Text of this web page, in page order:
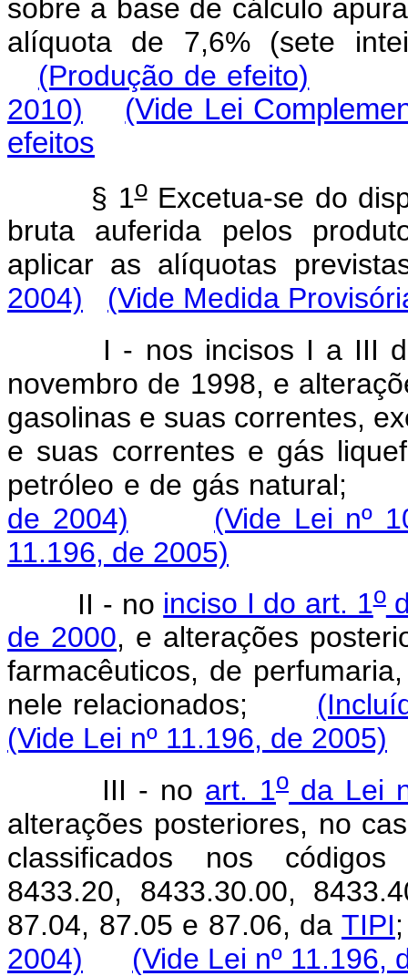
sobre a base de cálculo
alíquota de 7,6% (sete
(Produção de efeito)
2010)
(Vide Lei
efeitos
§ 1oExcetua-se do
bruta auferida pelos
aplicar as alíquotas
2004)
(Vide Medida
I - nos incisos I a III
novembro de 1998, e
gasolinas e suas correntes,
e suas correntes e gás
petróleo e de gás
de 2004)
(Vide Lei nº
11.196, de 2005)
II - no inciso I do art. 1o
de 2000, e alterações
farmacêuticos, de
nele relacionados;
(Vide Lei nº 11.196, de 2005)
III - no art. 1o da Lei
alterações posteriores, no
classificados nos códigos
8433.20, 8433.30.00,
87.04, 87.05 e 87.06, da TIPI
2004)
(Vide Lei nº 11.196,